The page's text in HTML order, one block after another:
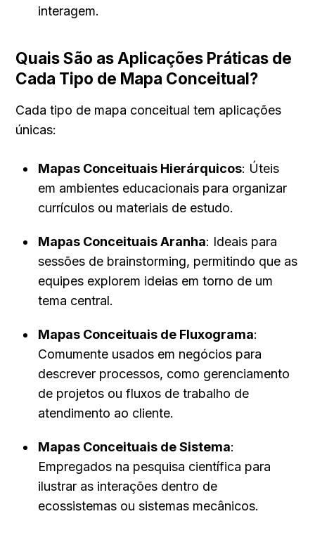
interagem.
Quais São as Aplicações Práticas de
Cada Tipo de Mapa Conceitual?
Cada tipo de mapa conceitual tem aplicações
únicas:
Mapas Conceituais Hierárquicos: Úteis
em ambientes educacionais para organizar
currículos ou materiais de estudo.
Mapas Conceituais Aranha: Ideais para
sessões de brainstorming, permitindo que as
equipes explorem ideias em torno de um
tema central.
Mapas Conceituais de Fluxograma:
Comumente usados em negócios para
descrever processos, como gerenciamento
de projetos ou fluxos de trabalho de
atendimento ao cliente.
Mapas Conceituais de Sistema:
Empregados na pesquisa científica para
ilustrar as interações dentro de
ecossistemas ou sistemas mecânicos.